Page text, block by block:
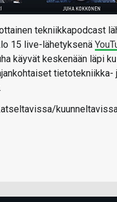
tekniikkapodcast
15 live-lähetyksenä
käyvät keskenään läpi
tietotekniikka-